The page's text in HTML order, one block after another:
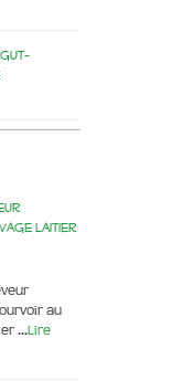
laitier
au
…Lire